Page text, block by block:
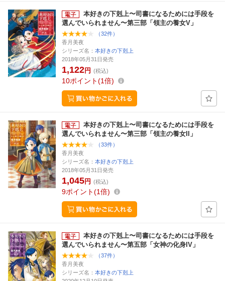
本好きの下剋上〜司書になるためには手段を
選んでいられません〜第三部「領主の養女V」
（32件）
香月美夜
シリーズ名： 本好きの下剋上
2018年05月31日発売
1,122円 (税込)
10ポイント 1倍
本好きの下剋上〜司書になるためには手段を
選んでいられません〜第三部「領主の養女II」
（33件）
香月美夜
シリーズ名： 本好きの下剋上
2018年05月31日発売
1,045円 (税込)
9ポイント 1倍
本好きの下剋上〜司書になるためには手段を
選んでいられません〜第五部「女神の化身IV」
（37件）
香月美夜
シリーズ名： 本好きの下剋上